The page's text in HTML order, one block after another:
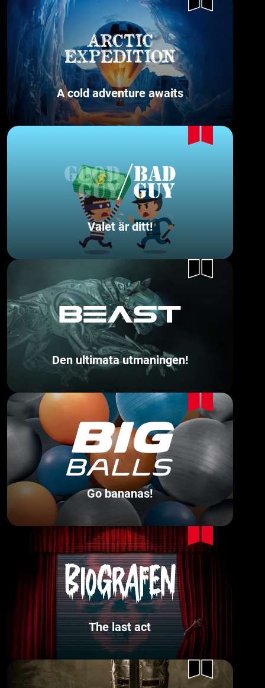
A cold adventure awaits
Valet är ditt!
Den ultimata utmaningen!
Go bananas!
The last act